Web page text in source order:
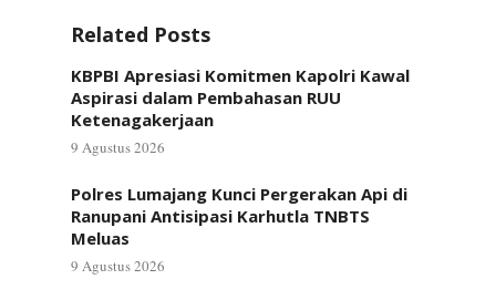
Related Posts
KBPBI Apresiasi Komitmen Kapolri Kawal
Aspirasi dalam Pembahasan RUU
Ketenagakerjaan
9 Agustus 2026
Polres Lumajang Kunci Pergerakan Api di
Ranupani Antisipasi Karhutla TNBTS
Meluas
9 Agustus 2026